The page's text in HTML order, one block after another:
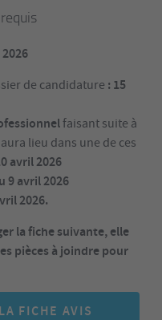
2026
de candidature : 15
faisant suite à
lieu dans une de ces
avril 2026
9 avril 2026
2026.
la fiche suivante, elle
pièces à joindre pour
FICHE AVIS